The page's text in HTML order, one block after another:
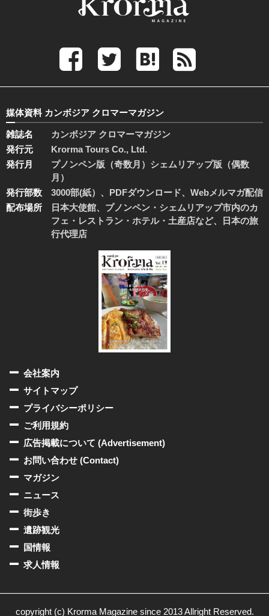
媒体資料 カンボジア クロマーマガジン
雑誌名
カンボジア クロマーマガジン
発行元
Krorma Tours Co., Ltd.
発行月
プノンペン版（奇数月）シェムリアップ版（偶数
月）
発行部数
3000部(紙）、PDFダウンロード、Webメルマガ配信
配布場所
日本大使館、プノンペン・シェムリアップ市内のカ
フェ・レストラン・ホテル・土産店など、日本の旅
行代理店
会社案内
サイトマップ
プライバシーポリシー
ご利用規約
広告掲載について (Advertisement)
お問い合わせ (Contact)
マガジン
ニュース
街歩き
遺跡観光
国情報
求人情報
copyright (c) Krorma Magazine since 2013 Allright Reserved.